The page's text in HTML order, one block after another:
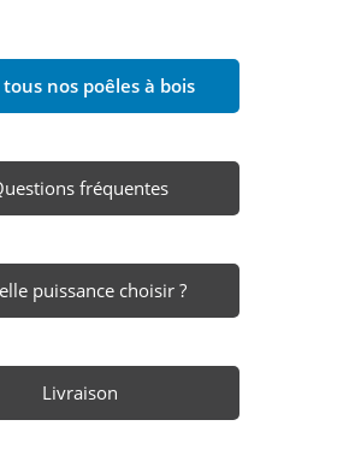
nos poêles à bois
fréquentes
puissance choisir ?
Livraison